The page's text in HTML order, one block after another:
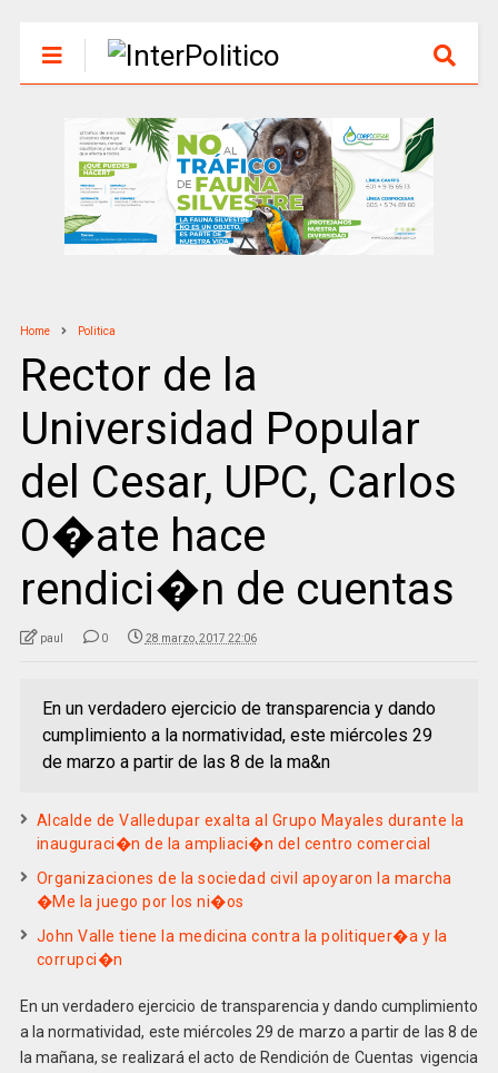
Home Politica
Rector de la
Universidad Popular
del Cesar, UPC, Carlos
O�ate hace
rendici�n de cuentas
paul 0 28 marzo, 2017 22:06
En un verdadero ejercicio de transparencia y dando
cumplimiento a la normatividad, este miércoles 29
de marzo a partir de las 8 de la ma&n
Alcalde de Valledupar exalta al Grupo Mayales durante la
inauguraci�n de la ampliaci�n del centro comercial
Organizaciones de la sociedad civil apoyaron la marcha
�Me la juego por los ni�os
John Valle tiene la medicina contra la politiquer�a y la
corrupci�n
En un verdadero ejercicio de transparencia y dando cumplimiento
a la normatividad, este miércoles 29 de marzo a partir de las 8 de
la mañana, se realizará el acto de Rendición de Cuentas vigencia